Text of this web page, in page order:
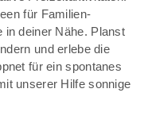
für Familien-
in deiner Nähe. Planst
und erlebe die
für ein spontanes
unserer Hilfe sonnige